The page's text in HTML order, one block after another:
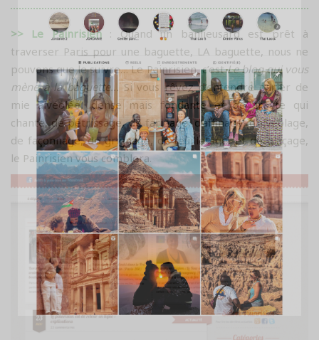
>> Le Painrisien: Quand un banlieusard est prêt à
traverser Paris pour une baguette, LA baguette, nous ne
pouvons que le suivre… Le Painrisien, c’estLe blog qui vous
mène à la baguette…Si vous rêvez d’entendre parler de
mie alvéolée, dense mais fondante et de croute qui
chante, de pétrissage, de farinage, d’affinage, d’alvéolage,
de façonnage, de grignage, de feuilletage, et de glaçage,
le Painrisien vous comblera.